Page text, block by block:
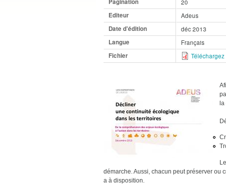
Editeur
Adeus
Date d'édition
déc 2013
Langue
Français
Fichier
la
démarche. Aussi, chacun peut préserver ou
a à disposition.